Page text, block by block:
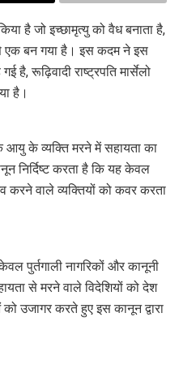
है जो इच्छामृत्यु को वैध बनाता है,
एक बन गया है। इस कदम ने इस
रूढ़िवादी राष्ट्रपति मार्सेलो
है।
के व्यक्ति मरने में सहायता का
निर्दिष्ट करता है कि यह केवल
करने वाले व्यक्तियों को कवर करता
पुर्तगाली नागरिकों और कानूनी
से मरने वाले विदेशियों को देश
उजागर करते हुए इस कानून द्वारा